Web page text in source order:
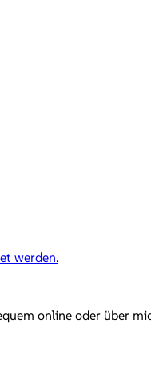
werden.
online oder über